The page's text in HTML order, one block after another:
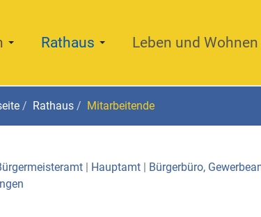
Rathaus Leben und Wohnen
Rathaus Mitarbeitende
| Hauptamt | Bürgerbüro,